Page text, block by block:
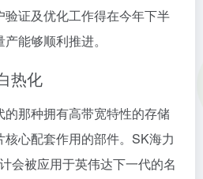
证及优化工作得在今年下半
能够顺利推进。
热化
那种拥有高带宽特性的存储
核心配套作用的部件。SK海力
会被应用于英伟达下一代的名